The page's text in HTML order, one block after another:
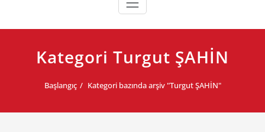
Kategori Turgut ŞAHİN
Başlangıç Kategori bazında arşiv "Turgut ŞAHİN"